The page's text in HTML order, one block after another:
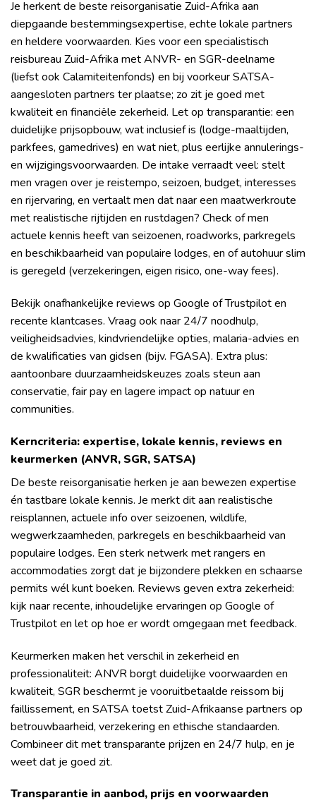
Je herkent de beste reisorganisatie Zuid-Afrika aan
diepgaande bestemmingsexpertise, echte lokale partners
en heldere voorwaarden. Kies voor een specialistisch
reisbureau Zuid-Afrika met ANVR- en SGR-deelname
(liefst ook Calamiteitenfonds) en bij voorkeur SATSA-
aangesloten partners ter plaatse; zo zit je goed met
kwaliteit en financiële zekerheid. Let op transparantie: een
duidelijke prijsopbouw, wat inclusief is (lodge-maaltijden,
parkfees, gamedrives) en wat niet, plus eerlijke annulerings-
en wijzigingsvoorwaarden. De intake verraadt veel: stelt
men vragen over je reistempo, seizoen, budget, interesses
en rijervaring, en vertaalt men dat naar een maatwerkroute
met realistische rijtijden en rustdagen? Check of men
actuele kennis heeft van seizoenen, roadworks, parkregels
en beschikbaarheid van populaire lodges, en of autohuur slim
is geregeld (verzekeringen, eigen risico, one-way fees).
Bekijk onafhankelijke reviews op Google of Trustpilot en
recente klantcases. Vraag ook naar 24/7 noodhulp,
veiligheidsadvies, kindvriendelijke opties, malaria-advies en
de kwalificaties van gidsen (bijv. FGASA). Extra plus:
aantoonbare duurzaamheidskeuzes zoals steun aan
conservatie, fair pay en lagere impact op natuur en
communities.
Kerncriteria: expertise, lokale kennis, reviews en
keurmerken (ANVR, SGR, SATSA)
De beste reisorganisatie herken je aan bewezen expertise
én tastbare lokale kennis. Je merkt dit aan realistische
reisplannen, actuele info over seizoenen, wildlife,
wegwerkzaamheden, parkregels en beschikbaarheid van
populaire lodges. Een sterk netwerk met rangers en
accommodaties zorgt dat je bijzondere plekken en schaarse
permits wél kunt boeken. Reviews geven extra zekerheid:
kijk naar recente, inhoudelijke ervaringen op Google of
Trustpilot en let op hoe er wordt omgegaan met feedback.
Keurmerken maken het verschil in zekerheid en
professionaliteit: ANVR borgt duidelijke voorwaarden en
kwaliteit, SGR beschermt je vooruitbetaalde reissom bij
faillissement, en SATSA toetst Zuid-Afrikaanse partners op
betrouwbaarheid, verzekering en ethische standaarden.
Combineer dit met transparante prijzen en 24/7 hulp, en je
weet dat je goed zit.
Transparantie in aanbod, prijs en voorwaarden